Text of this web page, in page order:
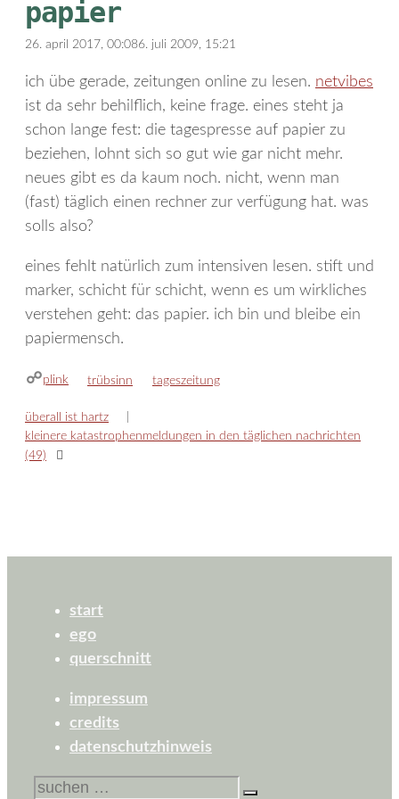
papier
26. april 2017, 00:086. juli 2009, 15:21
ich übe gerade, zeitungen online zu lesen. netvibes
ist da sehr behilflich, keine frage. eines steht ja
schon lange fest: die tagespresse auf papier zu
beziehen, lohnt sich so gut wie gar nicht mehr.
neues gibt es da kaum noch. nicht, wenn man
(fast) täglich einen rechner zur verfügung hat. was
solls also?
eines fehlt natürlich zum intensiven lesen. stift und
marker, schicht für schicht, wenn es um wirkliches
verstehen geht: das papier. ich bin und bleibe ein
papiermensch.
plink kategorien
trübsinn schlagwörter
tageszeitung
überall ist hartz
kleinere katastrophenmeldungen in den täglichen nachrichten
(49)
start
ego
querschnitt
impressum
credits
datenschutzhinweis
suchen